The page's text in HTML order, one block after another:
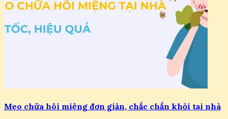
Mẹo chữa hôi miệng đơn giản, chắc chắn khỏi tại nhà